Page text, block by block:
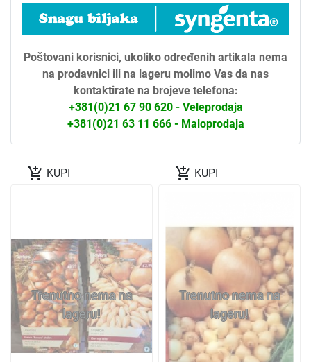
Poštovani korisnici, ukoliko određenih artikala nema
na prodavnici ili na lageru molimo Vas da nas
kontaktirate na brojeve telefona:
+381(0)21 67 90 620 - Veleprodaja
+381(0)21 63 11 666 - Maloprodaja
add_shopping_cart KUPI
Trenutno nema na
lageru!
add_shopping_cart KUPI
Trenutno nema na
lageru!